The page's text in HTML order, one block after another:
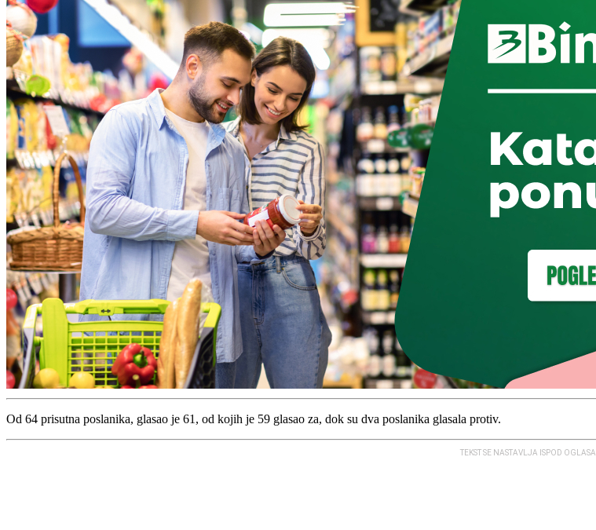
Od 64 prisutna poslanika, glasao je 61, od kojih je 59 glasao za, dok su dva poslanika glasala protiv.
TEKST SE NASTAVLJA ISPOD OGLASA